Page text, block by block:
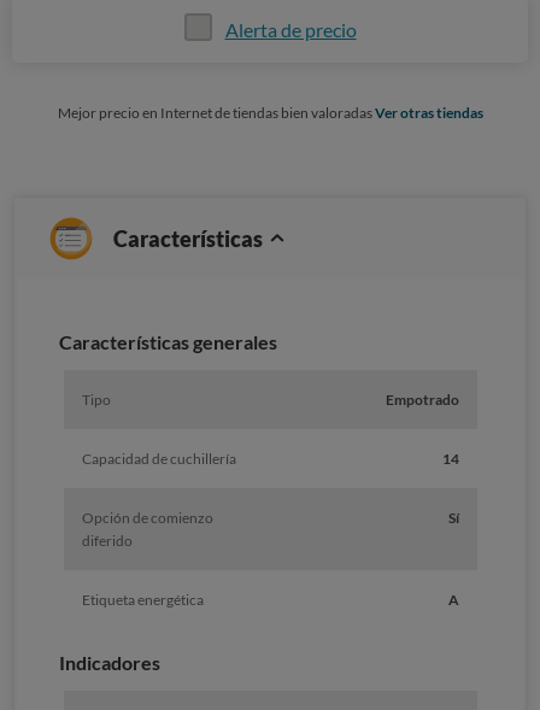
Alerta de precio
Mejor precio en Internet de tiendas bien valoradasVer otras tiendas
Características
Características generales
Tipo Empotrado
Capacidad de cuchillería 14
Opción de comienzo
diferido
Sí
Etiqueta energética A
Indicadores